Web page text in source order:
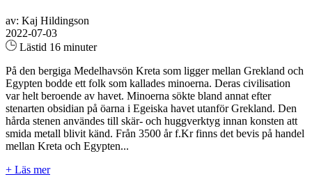
av: Kaj Hildingson
2022-07-03
Lästid 16 minuter
På den bergiga Medelhavsön Kreta som ligger mellan Grekland och
Egypten bodde ett folk som kallades minoerna. Deras civilisation
var helt beroende av havet. Minoerna sökte bland annat efter
stenarten obsidian på öarna i Egeiska havet utanför Grekland. Den
hårda stenen användes till skär- och huggverktyg innan konsten att
smida metall blivit känd. Från 3500 år f.Kr finns det bevis på handel
mellan Kreta och Egypten...
+ Läs mer